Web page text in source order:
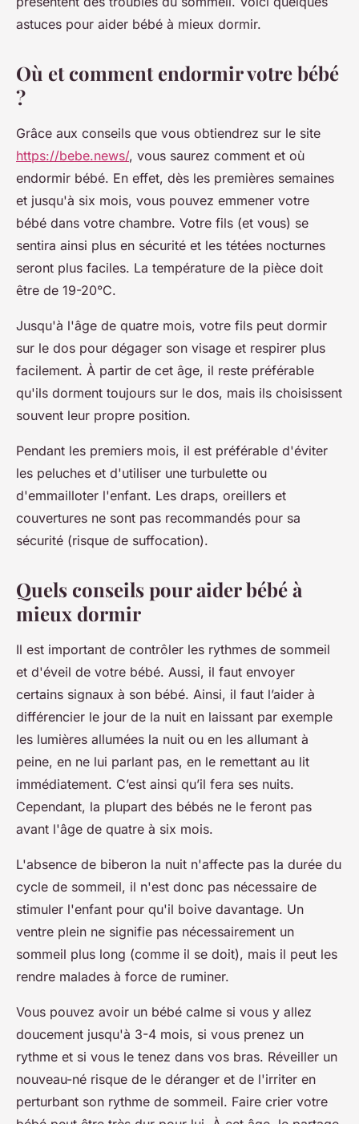
astuces pour aider bébé à mieux dormir.
Où et comment endormir votre bébé
?
Grâce aux conseils que vous obtiendrez sur le site
https://bebe.news/, vous saurez comment et où
endormir bébé. En effet, dès les premières semaines
et jusqu'à six mois, vous pouvez emmener votre
bébé dans votre chambre. Votre fils (et vous) se
sentira ainsi plus en sécurité et les tétées nocturnes
seront plus faciles. La température de la pièce doit
être de 19-20°C.
Jusqu'à l'âge de quatre mois, votre fils peut dormir
sur le dos pour dégager son visage et respirer plus
facilement. À partir de cet âge, il reste préférable
qu'ils dorment toujours sur le dos, mais ils choisissent
souvent leur propre position.
Pendant les premiers mois, il est préférable d'éviter
les peluches et d'utiliser une turbulette ou
d'emmailloter l'enfant. Les draps, oreillers et
couvertures ne sont pas recommandés pour sa
sécurité (risque de suffocation).
Quels conseils pour aider bébé à
mieux dormir
Il est important de contrôler les rythmes de sommeil
et d'éveil de votre bébé. Aussi, il faut envoyer
certains signaux à son bébé. Ainsi, il faut l’aider à
différencier le jour de la nuit en laissant par exemple
les lumières allumées la nuit ou en les allumant à
peine, en ne lui parlant pas, en le remettant au lit
immédiatement. C’est ainsi qu’il fera ses nuits.
Cependant, la plupart des bébés ne le feront pas
avant l'âge de quatre à six mois.
L'absence de biberon la nuit n'affecte pas la durée du
cycle de sommeil, il n'est donc pas nécessaire de
stimuler l'enfant pour qu'il boive davantage. Un
ventre plein ne signifie pas nécessairement un
sommeil plus long (comme il se doit), mais il peut les
rendre malades à force de ruminer.
Vous pouvez avoir un bébé calme si vous y allez
doucement jusqu'à 3-4 mois, si vous prenez un
rythme et si vous le tenez dans vos bras. Réveiller un
nouveau-né risque de le déranger et de l'irriter en
perturbant son rythme de sommeil. Faire crier votre